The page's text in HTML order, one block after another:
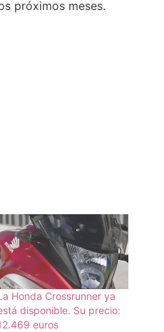
próximos meses.
Honda Crossrunner ya
disponible. Su precio:
euros